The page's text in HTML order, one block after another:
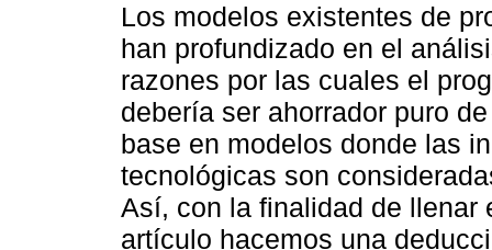
Los modelos existentes de
han profundizado en el
razones por las cuales el
debería ser ahorrador puro
base en modelos donde las
tecnológicas son
Así, con la finalidad de llenar
artículo hacemos una